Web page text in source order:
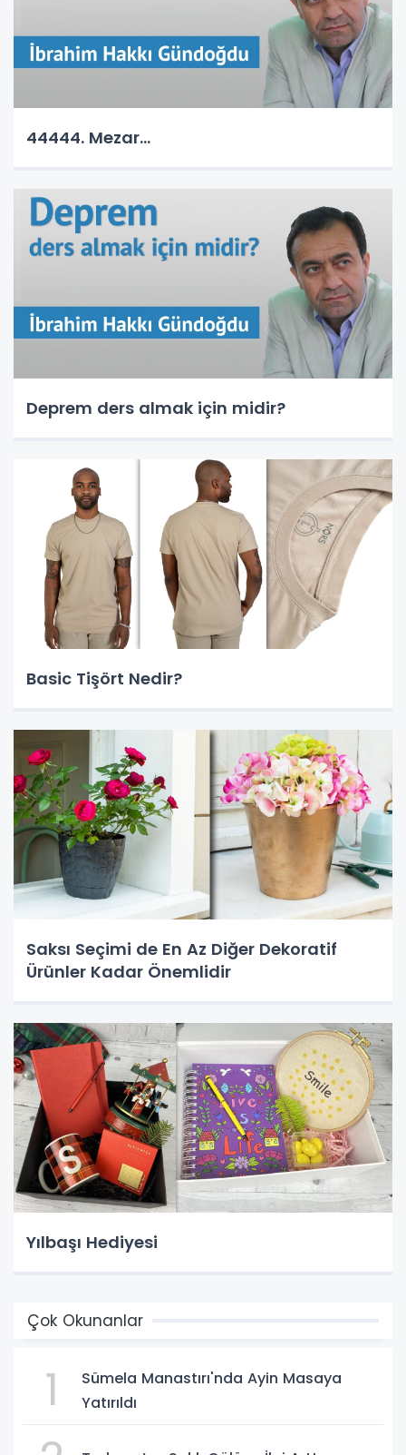
44444. Mezar...
Deprem ders almak için midir?
Basic Tişört Nedir?
Saksı Seçimi de En Az Diğer Dekoratif
Ürünler Kadar Önemlidir
Yılbaşı Hediyesi
Çok Okunanlar
1
Sümela Manastırı'nda Ayin Masaya
Yatırıldı